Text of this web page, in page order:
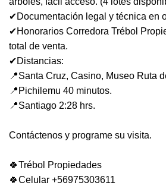
✔Documentación legal y técnica en
✔Honorarios Corredora Trébol
total de venta.
✔Distancias:
📍Santa Cruz, Casino, Museo Ruta
📍Pichilemu 40 minutos.
📍Santiago 2:28 hrs.
Contáctenos y programe su visita.
🍀Trébol Propiedades
🍀Celular +56975303611